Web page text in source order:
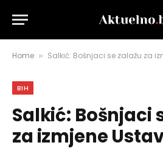
Home » Salkić: Bošnjaci se zalažu za
BIH
Salkić: Bošnjaci
za izmjene